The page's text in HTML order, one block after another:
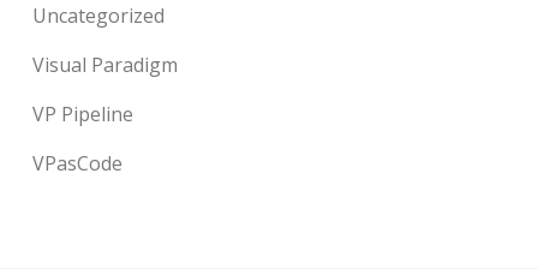
Uncategorized
Visual Paradigm
VP Pipeline
VPasCode